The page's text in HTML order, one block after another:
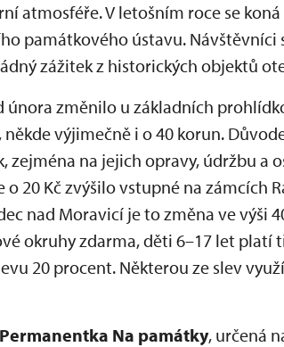
atmosféře. V letošním roce se
památkového ústavu.
zážitek z historických objektů
února změnilo u základních
výjimečně i o 40 korun.
zejména na jejich opravy, údržbu a
20 Kč zvýšilo vstupné na zámcích
nad Moravicí je to změna ve výši
okruhy zdarma, děti 6–17 let platí
20 procent. Některou ze slev
Permanentka Na památky, určená